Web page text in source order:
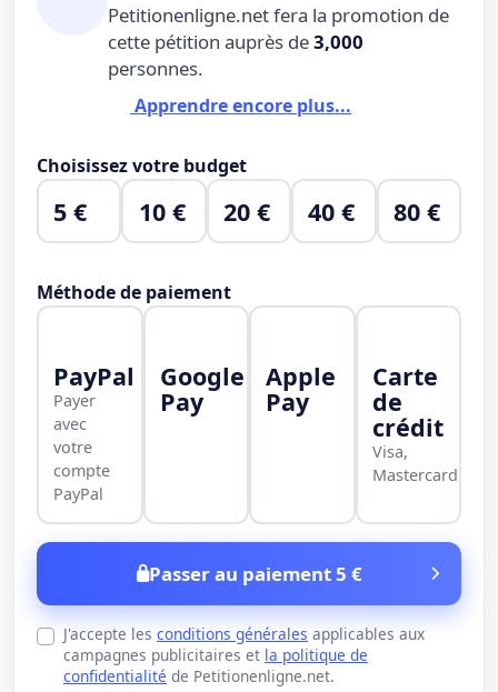
Petitionenligne.net fera la promotion de
cette pétition auprès de3,000
personnes.
Apprendre encore plus...
Choisissez votre budget
5 € 10 € 20 € 40 € 80 €
Méthode de paiement
PayPal
Payer
avec
votre
compte
PayPal
Google
Pay
Apple
Pay
Carte
de
crédit
Visa,
Mastercard
Passer au paiement 5 €
J'accepte les conditions générales applicables aux
campagnes publicitaires et la politique de
confidentialité de Petitionenligne.net.